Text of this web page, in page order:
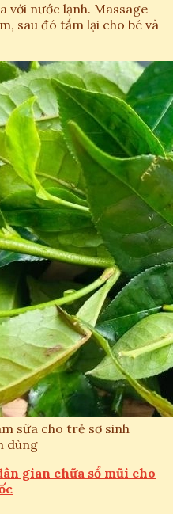
với nước lạnh. Massage
sau đó tắm lại cho bé và
sữa cho trẻ sơ sinh
dùng
gian chữa sổ mũi cho